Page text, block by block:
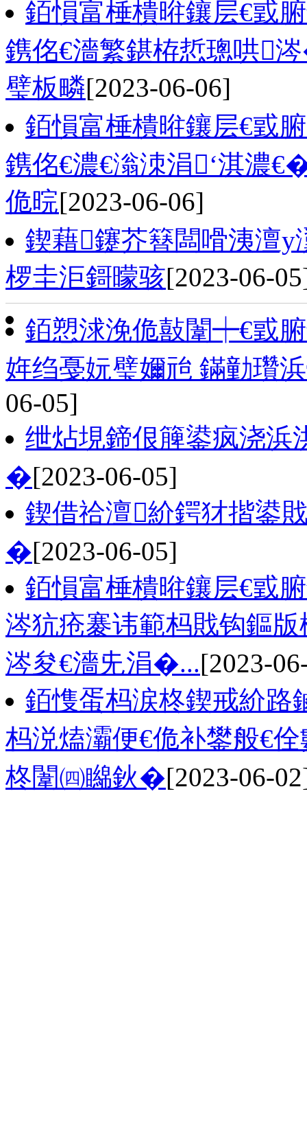
銆愪富棰樻暀鑲层€戜
鎸佲€濇繁鍖栫悊璁哄
璧板疄[2023-06-06]
銆愪富棰樻暀鑲层€戜
鎸佲€濃€滃洓涓‘淇濃
佹晥[2023-06-06]
鍥藉鑳芥簮闆嗗洟澶
椤圭洰鎶曚骇[2023-06-
銆愬浗浼佹敼闈┿€戜
姩绉戞妧璧嬭兘 鏋勭瓚
06-05]
绁炶垷鍗佷簲鍙疯浇浜
�[2023-06-05]
鍥借祫澶紒鍔犲揩鍙
�[2023-06-05]
銆愪富棰樻暀鑲层€戜
涔犺疮褰讳範杩戝钩鏂
涔夋€濇兂涓�...[2023-
銆愯蛋杩涙柊鍥戒紒路
杩涚熆灞便€佹补鐢般€
柊闈㈣矊鈥�[2023-06-